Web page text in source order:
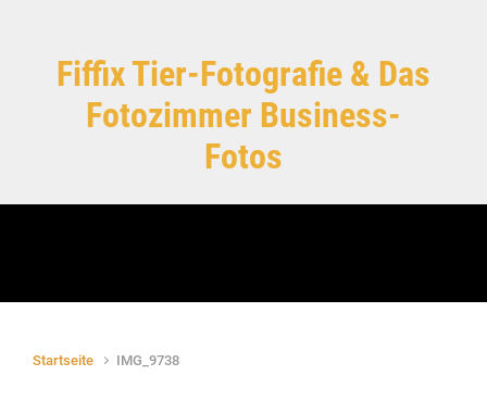
Fiffix Tier-Fotografie & Das
Fotozimmer Business-
Fotos
Startseite IMG_9738